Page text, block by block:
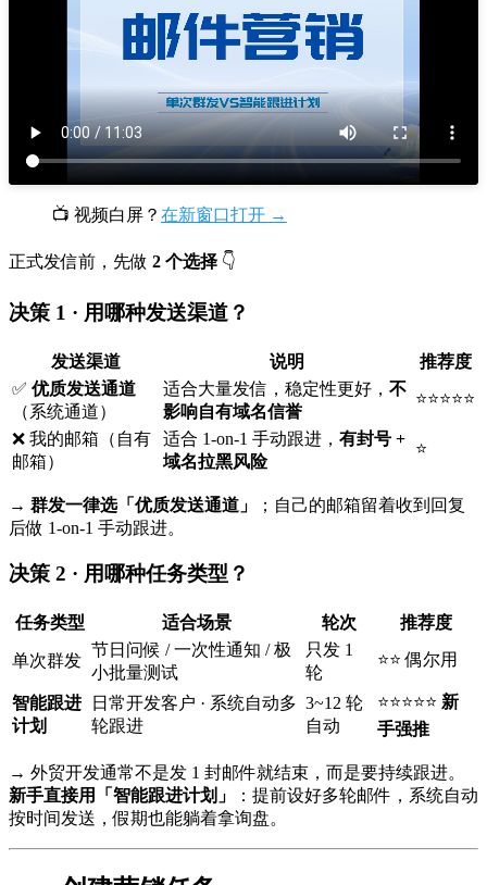
📺 视频白屏？ 在新窗口打开 →
正式发信前，先做 2 个选择 👇
决策 1 · 用哪种发送渠道？
发送渠道 说明
推荐度
✅ 优质发送通道
（系统通道）
适合大量发信，稳定性更好， 不
影响自有域名信誉
⭐⭐⭐⭐⭐
❌ 我的邮箱（自有
邮箱）
适合 1-on-1 手动跟进， 有封号 +
域名拉黑风险
⭐
→ 群发一律选「优质发送通道」
；自己的邮箱留着收到回复
后做 1-on-1 手动跟进。
决策 2 · 用哪种任务类型？
任务类型 适合场景 轮次 推荐度
单次群发
节日问候 / 一次性通知 / 极
小批量测试
只发 1
轮
⭐⭐ 偶尔用
智能跟进
计划
日常开发客户 · 系统自动多
轮跟进
3~12 轮
自动
⭐⭐⭐⭐⭐ 新
手强推
→ 外贸开发通常不是发 1 封邮件就结束，而是要持续跟进。
新手直接用「智能跟进计划」
：提前设好多轮邮件，系统自动
按时间发送，假期也能躺着拿询盘。